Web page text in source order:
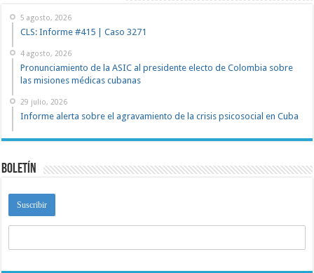
5 agosto, 2026
CLS: Informe #415 | Caso 3271
4 agosto, 2026
Pronunciamiento de la ASIC al presidente electo de Colombia sobre
las misiones médicas cubanas
29 julio, 2026
Informe alerta sobre el agravamiento de la crisis psicosocial en Cuba
Boletín